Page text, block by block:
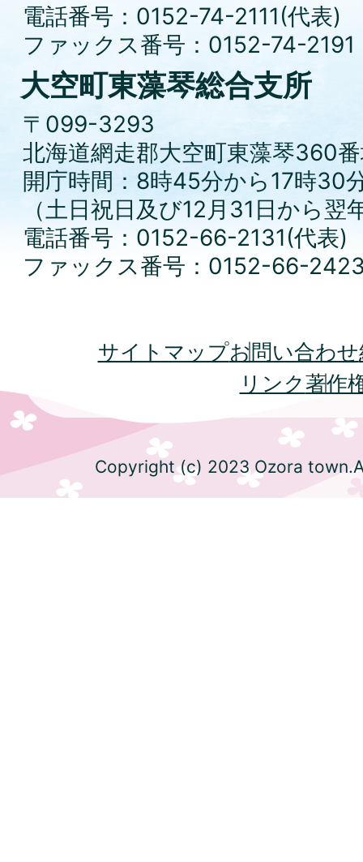
電話番号：0152-74-2111(代表)
ファックス番号：0152-74-2191
大空町東藻琴総合支所
〒099-3293
北海道網走郡大空町東藻琴360
開庁時間：8時45分から17時30
（土日祝日及び12月31日から
電話番号：0152-66-2131(代表)
ファックス番号：0152-66-
サイトマップお問い合わせ
リンク著作
Copyright (c) 2023 Ozora